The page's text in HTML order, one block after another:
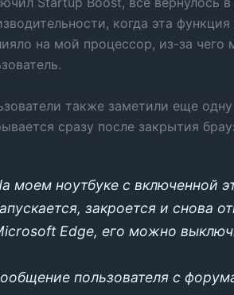
когда эта
на мой процессор, из-за
также заметили еще
сразу после закрытия
моем ноутбуке с включенной
закроется и снова
Edge, его можно
пользователя с